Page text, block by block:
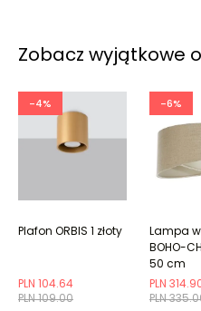
Zobacz wyjątkowe
-4%
PLN 109.00
PLN 104.64
Plafon ORBIS 1 złoty
-6%
PLN
PLN
Lampa
BOHO-
50 cm